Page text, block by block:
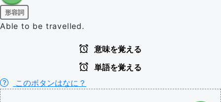
形容詞
Able to be travelled.
意味を覚える
単語を覚える
このボタンはなに？